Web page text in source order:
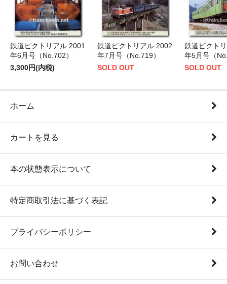
鉄道ピクトリアル 2001
年6月号（No.702）
3,300円(内税)
鉄道ピクトリアル 2002
年7月号（No.719）
SOLD OUT
鉄道ピクト
年5月号（
SOLD OUT
ホーム
カートを見る
本の状態表示について
特定商取引法に基づく表記
プライバシーポリシー
お問い合わせ